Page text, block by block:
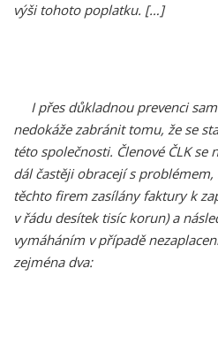
výši tohoto poplatku. […]
I přes důkladnou prevenci
nedokáže zabránit tomu, že se
této společnosti. Členové ČLK se
dál častěji obracejí s
těchto firem zasílány faktury k
v řádu desítek tisíc korun) a
vymáháním v případě
zejména dva: